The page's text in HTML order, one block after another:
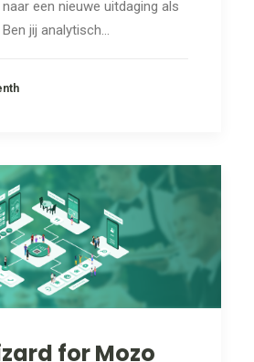
een nieuwe uitdaging als
jij analytisch…
for Mozo